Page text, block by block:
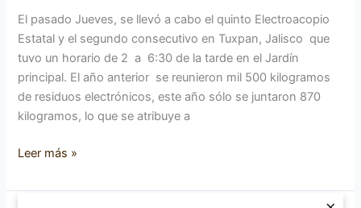
El pasado Jueves, se llevó a cabo el quinto Electroacopio
Estatal y el segundo consecutivo en Tuxpan, Jalisco que
tuvo un horario de 2 a 6:30 de la tarde en el Jardín
principal. El año anterior se reunieron mil 500 kilogramos
de residuos electrónicos, este año sólo se juntaron 870
kilogramos, lo que se atribuye a
Leer más »